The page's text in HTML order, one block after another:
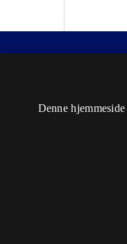
ISSN
Denne